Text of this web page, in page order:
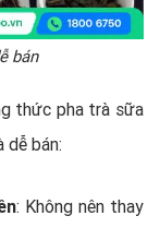
bán
thức pha trà sữa
dễ bán:
: Không nên thay